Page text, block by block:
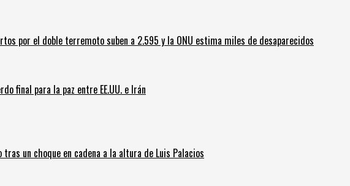
por el doble terremoto suben a 2.595 y la ONU estima miles de desaparecidos
final para la paz entre EE.UU. e Irán
un choque en cadena a la altura de Luis Palacios